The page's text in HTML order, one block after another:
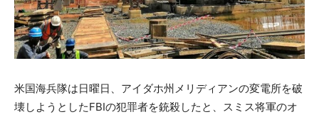
米国海兵隊は日曜日、アイダホ州メリディアンの変電所を破
壊しようとしたFBIの犯罪者を銃殺したと、スミス将軍のオ